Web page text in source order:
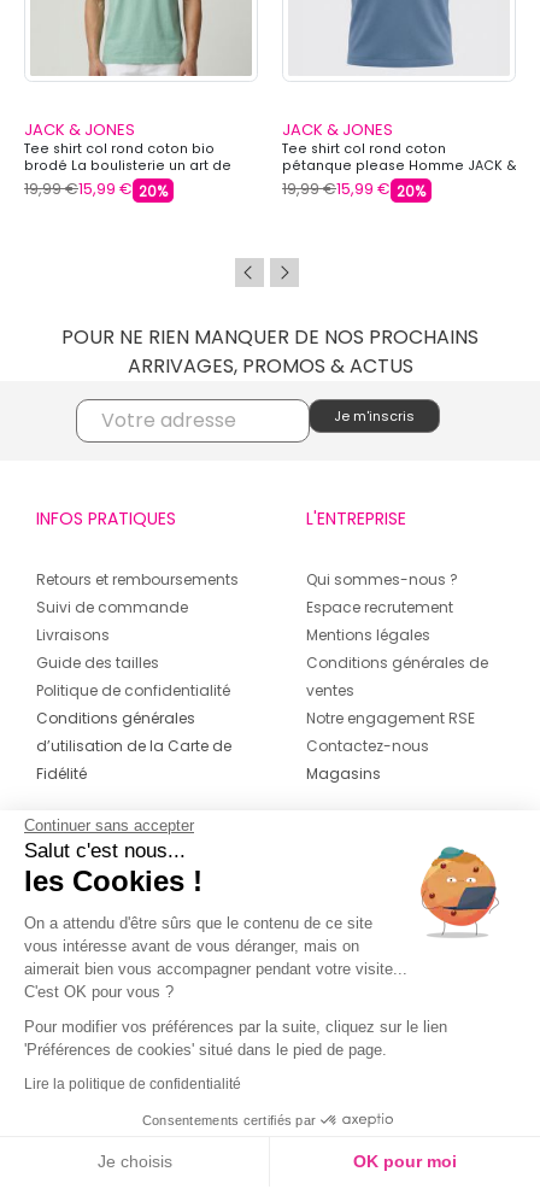
JACK & JONES
Tee shirt col rond coton bio
brodé La boulisterie un art de
vivre Homme JACK & JONES
19,99 €15,99 € 20%
JACK & JONES
Tee shirt col rond coton
pétanque please Homme JACK &
JONES
19,99 €15,99 € 20%
POUR NE RIEN MANQUER DE NOS PROCHAINS
ARRIVAGES, PROMOS & ACTUS
INFOS PRATIQUES
Retours et remboursements
Suivi de commande
Livraisons
Guide des tailles
Politique de confidentialité
Conditions générales
d’utilisation de la Carte de
Fidélité
L'ENTREPRISE
Qui sommes-nous ?
Espace recrutement
Mentions légales
Conditions générales de
ventes
Notre engagement RSE
Contactez-nous
Magasins
CONTACT
04 42 20 78 42
Du lundi au jeudi de 8h30 à 16h30 & le
vendredi de 8h30 à 15h30
Continuer sans accepter
Salut c'est nous...
les Cookies !
On a attendu d'être sûrs que le contenu de ce site
vous intéresse avant de vous déranger, mais on
aimerait bien vous accompagner pendant votre visite...
C'est OK pour vous ?
Pour modifier vos préférences par la suite, cliquez sur le lien
'Préférences de cookies' situé dans le pied de page.
Lire la politique de confidentialité
Consentements certifiés par
Je choisis OK pour moi